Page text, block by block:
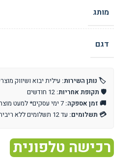
מותג
דגם
🏷️ נותן השירות: עילית יבוא ושיווק
🛡️ תקופת אחריות:
🚚 זמן אספקה:
💳 תשלומים: עד 12 תשלומים ללא ריבית והצמדה
רכישה טלפונית